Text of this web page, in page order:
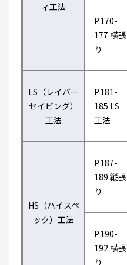
ィ工法
P.170-
177 横張
り
LS（レイバー
セイビング）
工法
P.181-
185 LS
工法
HS（ハイスペ
ック）工法
P.187-
189 縦張
り
P.190-
192 横張
り